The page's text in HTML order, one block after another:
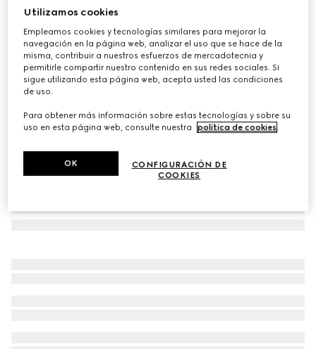
Cinturón con hebilla de GG entrelazada
€ 395
VariacionesGG supreme
Utilizamos cookies
Empleamos cookies y tecnologías similares para mejorar la
navegación en la página web, analizar el uso que se hace de la
misma, contribuir a nuestros esfuerzos de mercadotecnia y
permitirle compartir nuestro contenido en sus redes sociales. Si
sigue utilizando esta página web, acepta usted las condiciones
de uso.
Para obtener más información sobre estas tecnologías y sobre su
uso en esta página web, consulte nuestra
política de cookies.
CONFIGURACIÓN DE
COOKIES
OK